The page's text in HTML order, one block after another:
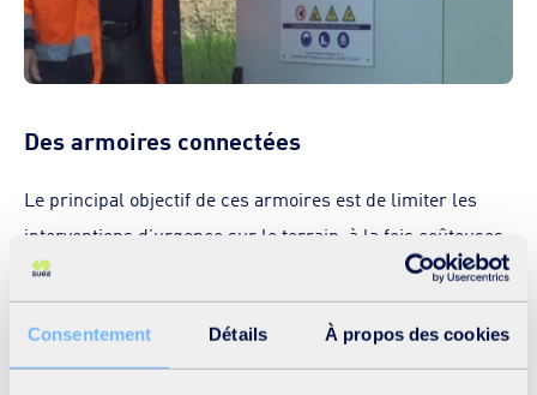
Consentement Détails À propos des cookies
Des armoires connectées
Le principal objectif de ces armoires est de limiter les
interventions d’urgence sur le terrain, à la fois coûteuses
et dangereuses. Grâce à des capteurs communicants, les
informations hydrauliques et électriques mesurées sont
transmises aux gestionnaires du réseau